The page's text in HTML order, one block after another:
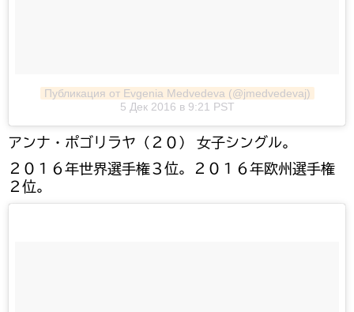
Публикация от Evgenia Medvedevа (@jmedvedevaj)
5 Дек 2016 в 9:21 PST
アンナ・ポゴリラヤ（２０） 女子シングル。
２０１６年世界選手権３位。２０１６年欧州選手権
２位。